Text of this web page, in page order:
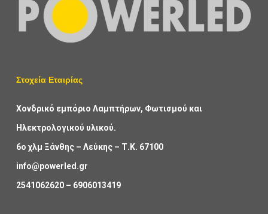
Στοχεία Εταιρίας
Χονδρικό εμπόριο Λαμπτήρων, Φωτισμού και
Ηλεκτρολογικού υλικού.
6ο χλμ Ξάνθης – Λεύκης – Τ.Κ. 67100
info@powerled.gr
2541062620– 6906013419